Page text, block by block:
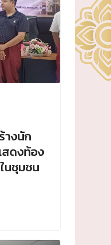
างนัก
ดงท้อง
นชุมชน